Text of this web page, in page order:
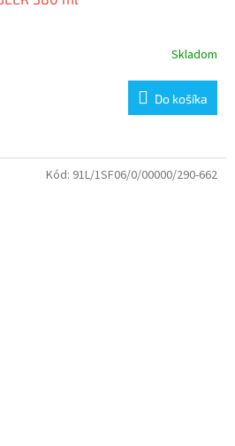
Skladom
Do košíka
Kód: 91L/1SF06/0/00000/290-662